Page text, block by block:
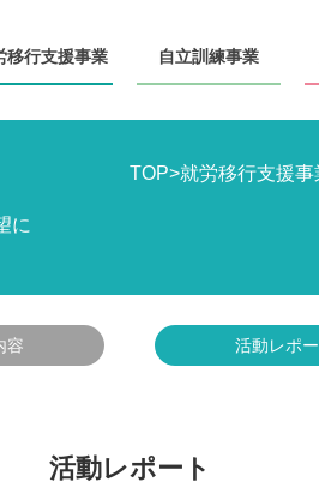
移行支援事業 自立訓練事業
に
TOP>就労移行支援事
容 活動レポ
活動レポート